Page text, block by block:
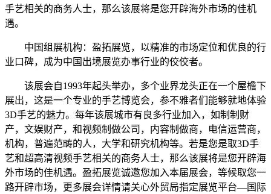
手艺相关的商务人士，那么该展将是您开辟海外市场的佳机
遇。
中国组展机构：盈拓展览，以精准的市场定位和优良的行
业口碑，成为中国出境展览办事行业的佼佼者。
该展会自1993年起头举办，多个业界龙头正在一个屋檐下
展出，这是一个专业的手艺博览会，参不雅者们能够就地体验
3D手艺的魅力。每年该展城市有良多行业加入，如制制财
产，文娱财产，和视频制做公司，内容制做商，电信运营商，
机构，普遍范畴的人，大学和研究机构等。若是您是取3D手
艺和超高清视频手艺相关的商务人士，那么该展将是您开辟海
外市场的佳机遇。盈拓展览诚邀您加入本届展会，等候取您一
路开辟市场，更多展会详情请关心外贸局指定展览平台—国际